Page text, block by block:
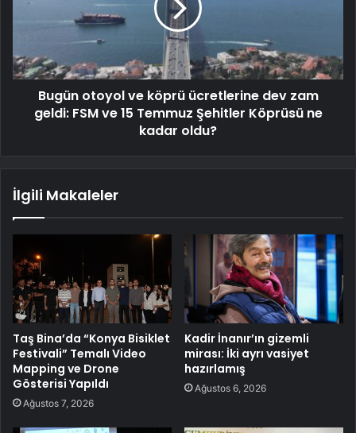
Bugün otoyol ve köprü ücretlerine dev zam
geldi: FSM ve 15 Temmuz Şehitler Köprüsü ne
kadar oldu?
İlgili Makaleler
Taş Bina’da “Konya Bisiklet
Festivali” Temalı Video
Mapping ve Drone
Gösterisi Yapıldı
Ağustos 7, 2026
Kadir İnanır’ın gizemli
mirası: İki ayrı vasiyet
hazırlamış
Ağustos 6, 2026